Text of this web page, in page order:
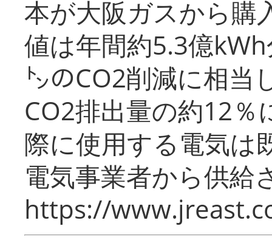
本が大阪ガスから購
値は年間約5.3億
㌧のCO2削減に相当
CO2排出量の約12％
際に使用する電気は
電気事業者から供給
https://